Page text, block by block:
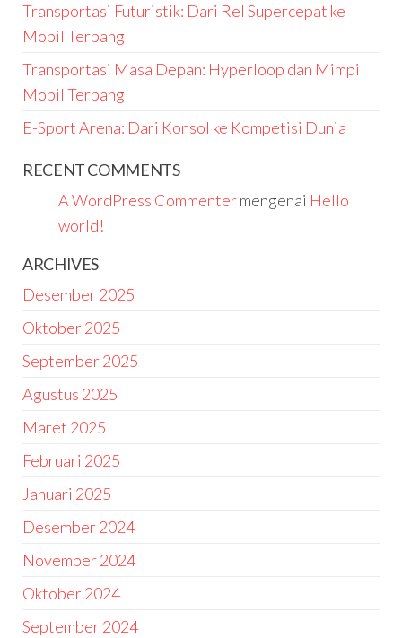
Transportasi Futuristik: Dari Rel Supercepat ke
Mobil Terbang
Transportasi Masa Depan: Hyperloop dan Mimpi
Mobil Terbang
E-Sport Arena: Dari Konsol ke Kompetisi Dunia
RECENT COMMENTS
A WordPress Commentermengenai Hello
world!
ARCHIVES
Desember 2025
Oktober 2025
September 2025
Agustus 2025
Maret 2025
Februari 2025
Januari 2025
Desember 2024
November 2024
Oktober 2024
September 2024